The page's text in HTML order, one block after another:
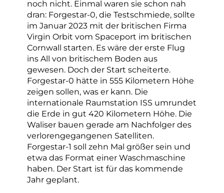
noch nicht. Einmal waren sie schon nah
dran: Forgestar-0, die Testschmiede, sollte
im Januar 2023 mit der britischen Firma
Virgin Orbit vom Spaceport im britischen
Cornwall starten. Es wäre der erste Flug
ins All von britischem Boden aus
gewesen. Doch der Start scheiterte.
Forgestar-0 hätte in 555 Kilometern Höhe
zeigen sollen, was er kann. Die
internationale Raumstation ISS umrundet
die Erde in gut 420 Kilometern Höhe. Die
Waliser bauen gerade am Nachfolger des
verlorengegangenen Satelliten.
Forgestar-1 soll zehn Mal größer sein und
etwa das Format einer Waschmaschine
haben. Der Start ist für das kommende
Jahr geplant.